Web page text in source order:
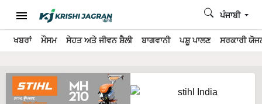
ਖਬਰਾਂ ਮੌਸਮ ਸੇਹਤ ਅਤੇ ਜੀਵਨ ਸ਼ੈਲੀ ਬਾਗਵਾਨੀ ਪਸ਼ੂ ਪਾਲਣ ਸਰਕਾਰੀ
ਪੰਜਾਬੀ